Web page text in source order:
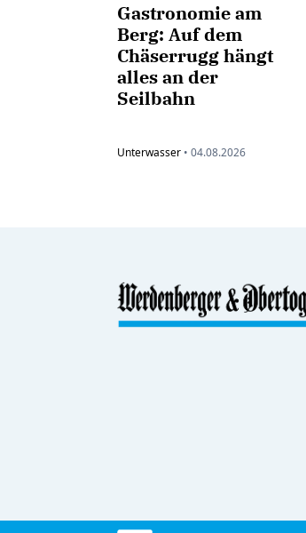
Gastronomie am
Berg: Auf dem
Chäserrugg hängt
alles an der
Seilbahn
Unterwasser • 04.08.2026